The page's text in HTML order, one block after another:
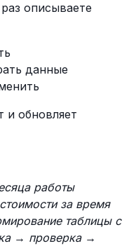
описываете
данные
и обновляет
работы
за время
таблицы с
→ проверка →